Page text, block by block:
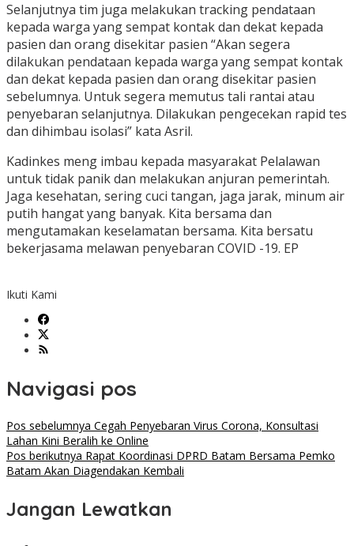
Selanjutnya tim juga melakukan tracking pendataan
kepada warga yang sempat kontak dan dekat kepada
pasien dan orang disekitar pasien “Akan segera
dilakukan pendataan kepada warga yang sempat kontak
dan dekat kepada pasien dan orang disekitar pasien
sebelumnya. Untuk segera memutus tali rantai atau
penyebaran selanjutnya. Dilakukan pengecekan rapid tes
dan dihimbau isolasi” kata Asril.
Kadinkes meng imbau kepada masyarakat Pelalawan
untuk tidak panik dan melakukan anjuran pemerintah.
Jaga kesehatan, sering cuci tangan, jaga jarak, minum air
putih hangat yang banyak. Kita bersama dan
mengutamakan keselamatan bersama. Kita bersatu
bekerjasama melawan penyebaran COVID -19. EP
Ikuti Kami
Navigasi pos
Pos sebelumnya Cegah Penyebaran Virus Corona, Konsultasi
Lahan Kini Beralih ke Online
Pos berikutnya Rapat Koordinasi DPRD Batam Bersama Pemko
Batam Akan Diagendakan Kembali
Jangan Lewatkan